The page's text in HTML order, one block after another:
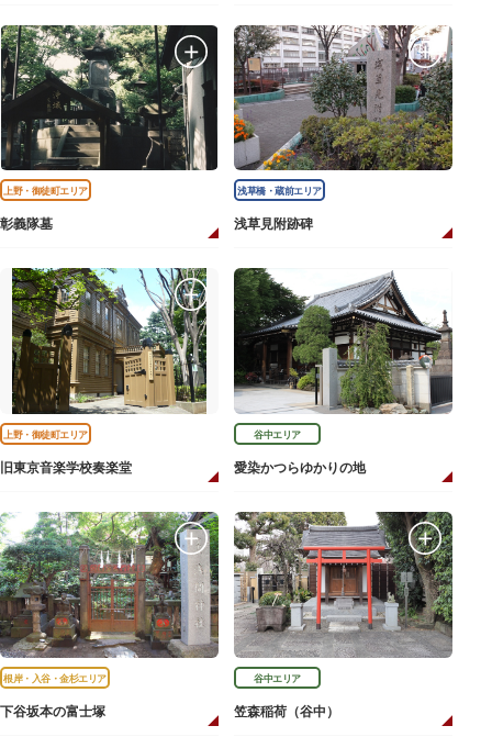
上野・御徒町エリア
彰義隊墓
浅草橋・蔵前エリア
浅草見附跡碑
上野・御徒町エリア
旧東京音楽学校奏楽堂
谷中エリア
愛染かつらゆかりの地
根岸・入谷・金杉エリア
下谷坂本の富士塚
谷中エリア
笠森稲荷（谷中）